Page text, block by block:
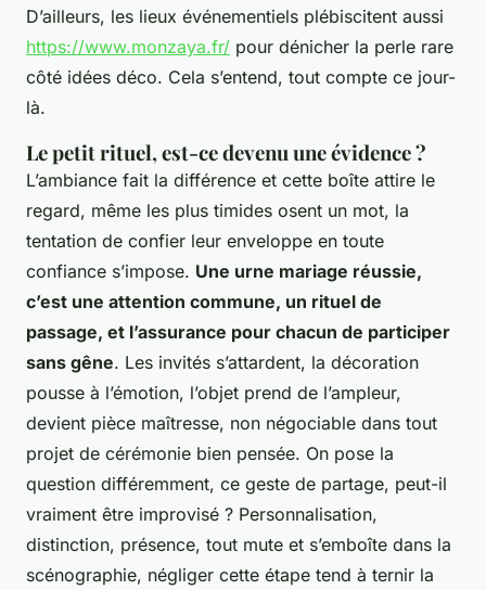
D’ailleurs, les lieux événementiels plébiscitent aussi
https://www.monzaya.fr/ pour dénicher la perle rare
côté idées déco. Cela s’entend, tout compte ce jour-
là.
Le petit rituel, est-ce devenu une évidence ?
L’ambiance fait la différence et cette boîte attire le
regard, même les plus timides osent un mot, la
tentation de confier leur enveloppe en toute
confiance s’impose. Une urne mariage réussie,
c’est une attention commune, un rituel de
passage, et l’assurance pour chacun de participer
sans gêne. Les invités s’attardent, la décoration
pousse à l’émotion, l’objet prend de l’ampleur,
devient pièce maîtresse, non négociable dans tout
projet de cérémonie bien pensée. On pose la
question différemment, ce geste de partage, peut-il
vraiment être improvisé ? Personnalisation,
distinction, présence, tout mute et s’emboîte dans la
scénographie, négliger cette étape tend à ternir la